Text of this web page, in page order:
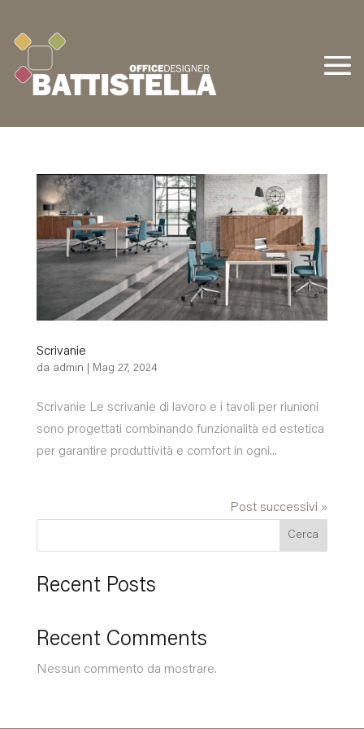
Scrivanie
da admin Mag 27, 2024
Scrivanie Le scrivanie di lavoro e i tavoli per riunioni
sono progettati combinando funzionalità ed estetica
per garantire produttività e comfort in ogni...
Post successivi »
Cerca
Recent Posts
Recent Comments
Nessun commento da mostrare.